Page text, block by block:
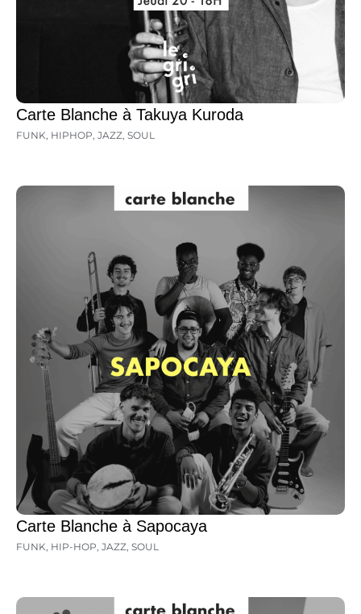
Carte Blanche à Takuya Kuroda
FUNK, HIPHOP, JAZZ, SOUL
Carte Blanche à Sapocaya
FUNK, HIP-HOP, JAZZ, SOUL